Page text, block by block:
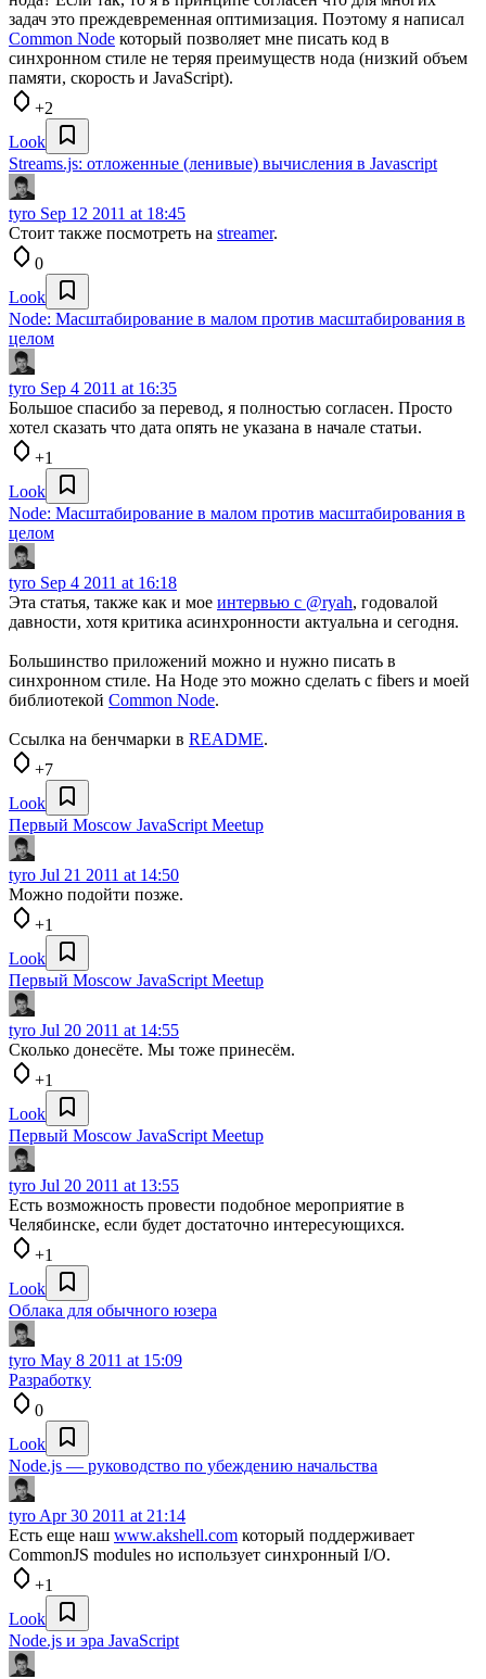
задач это преждевременная оптимизация. Поэтому я написал
Common Node который позволяет мне писать код в
синхронном стиле не теряя преимуществ нода (низкий объем
памяти, скорость и JavaScript).
+2
Look
Streams.js: отложенные (ленивые) вычисления в Javascript
tyro Sep 12 2011 at 18:45
Стоит также посмотреть на streamer.
0
Look
Node: Масштабирование в малом против масштабирования в
целом
tyro Sep 4 2011 at 16:35
Большое спасибо за перевод, я полностью согласен. Просто
хотел сказать что дата опять не указана в начале статьи.
+1
Look
Node: Масштабирование в малом против масштабирования в
целом
tyro Sep 4 2011 at 16:18
Эта статья, также как и мое интервью с @ryah, годовалой
давности, хотя критика асинхронности актуальна и сегодня.
Большинство приложений можно и нужно писать в
синхронном стиле. На Ноде это можно сделать с fibers и моей
библиотекой Common Node.
Ссылка на бенчмарки в README.
+7
Look
Первый Moscow JavaScript Meetup
tyro Jul 21 2011 at 14:50
Можно подойти позже.
+1
Look
Первый Moscow JavaScript Meetup
tyro Jul 20 2011 at 14:55
Сколько донесёте. Мы тоже принесём.
+1
Look
Первый Moscow JavaScript Meetup
tyro Jul 20 2011 at 13:55
Есть возможность провести подобное мероприятие в
Челябинске, если будет достаточно интересующихся.
+1
Look
Облака для обычного юзера
tyro May 8 2011 at 15:09
Разработку
0
Look
Node.js — руководство по убеждению начальства
tyro Apr 30 2011 at 21:14
Есть еще наш www.akshell.com который поддерживает
CommonJS modules но использует синхронный I/O.
+1
Look
Node.js и эра JavaScript